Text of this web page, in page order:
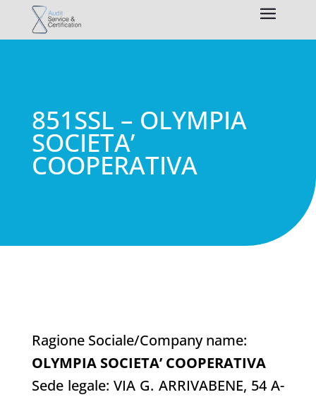
851SSL – OLYMPIA
SOCIETA’
COOPERATIVA
Ragione Sociale/Company name:
OLYMPIA SOCIETA’ COOPERATIVA
Sede legale: VIA G. ARRIVABENE, 54 A-